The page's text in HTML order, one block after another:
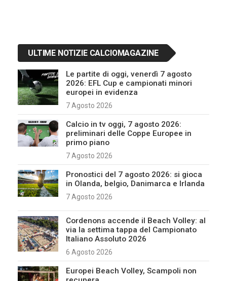
ULTIME NOTIZIE CALCIOMAGAZINE
Le partite di oggi, venerdì 7 agosto
2026: EFL Cup e campionati minori
europei in evidenza
7 Agosto 2026
Calcio in tv oggi, 7 agosto 2026:
preliminari delle Coppe Europee in
primo piano
7 Agosto 2026
Pronostici del 7 agosto 2026: si gioca
in Olanda, belgio, Danimarca e Irlanda
7 Agosto 2026
Cordenons accende il Beach Volley: al
via la settima tappa del Campionato
Italiano Assoluto 2026
6 Agosto 2026
Europei Beach Volley, Scampoli non